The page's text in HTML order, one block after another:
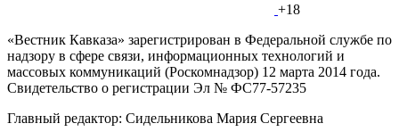
+18
«Вестник Кавказа» зарегистрирован в Федеральной службе по
надзору в сфере связи, информационных технологий и
массовых коммуникаций (Роскомнадзор) 12 марта 2014 года.
Свидетельство о регистрации Эл № ФС77-57235
Главный редактор: Сидельникова Мария Сергеевна